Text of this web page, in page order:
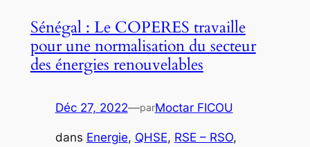
Sénégal : Le COPERES travaille
pour une normalisation du secteur
des énergies renouvelables
Déc 27, 2022—parMoctar FICOU
dans Energie, QHSE, RSE – RSO